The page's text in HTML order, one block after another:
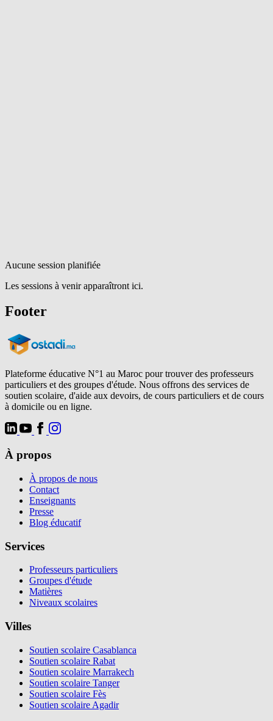
Aucune session planifiée
Les sessions à venir apparaîtront ici.
Footer
Plateforme éducative N°1 au Maroc pour trouver des professeurs
particuliers et des groupes d'étude. Nous offrons des services de
soutien scolaire, d'aide aux devoirs, de cours particuliers et de cours
à domicile ou en ligne.
À propos
À propos de nous
Contact
Enseignants
Presse
Blog éducatif
Services
Professeurs particuliers
Groupes d'étude
Matières
Niveaux scolaires
Villes
Soutien scolaire Casablanca
Soutien scolaire Rabat
Soutien scolaire Marrakech
Soutien scolaire Tanger
Soutien scolaire Fès
Soutien scolaire Agadir